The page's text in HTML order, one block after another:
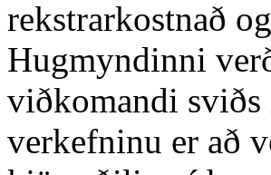
rekstrarkostnað
Hugmyndinni
viðkomandi
verkefninu er að